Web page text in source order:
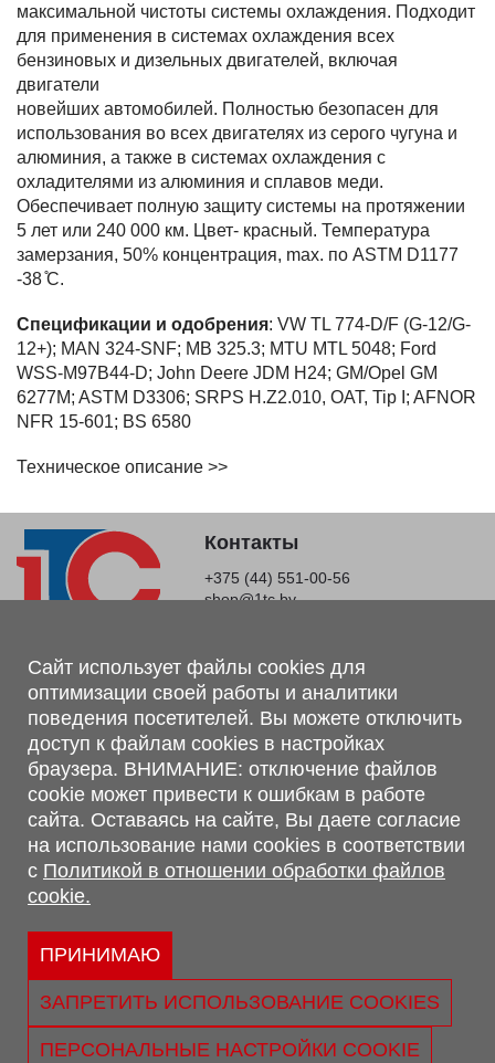
максимальной чистоты системы охлаждения. Подходит
для применения в системах охлаждения всех
бензиновых и дизельных двигателей, включая
двигатели
новейших автомобилей. Полностью безопасен для
использования во всех двигателях из серого чугуна и
алюминия, а также в системах охлаждения с
охладителями из алюминия и сплавов меди.
Обеспечивает полную защиту системы на протяжении
5 лет или 240 000 км. Цвет- красный. Температура
замерзания, 50% концентрация, max. по ASTM D1177
-38 ̊C.
Спецификации и одобрения: VW TL 774-D/F (G-12/G-
12+); MAN 324-SNF; MB 325.3; MTU MTL 5048; Ford
WSS-M97B44-D; John Deere JDM H24; GM/Opel GM
6277M; ASTM D3306; SRPS H.Z2.010, OAT, Tip I; AFNOR
NFR 15-601; BS 6580
Техническое описание >>
Контакты
+375 (44) 551-00-56
shop@1tc.by
Магазин, склад
г. Минск, Минский р-н, п. Привольный, ул. Мира, 20А,
223062
г. Брест, ул. Лейтенанта Рябцева, 108 В, 224701
Обращаем Ваше внимание, что вся предоставленная на сайте
информация, касающаяся комплектаций, технических
характеристик, цветовых сочетаний, а также стоимости и
сервисного обслуживания носит информационный характер и
не является публичной офертой, определяемой п.2 ст.407
Гражданского кодекса Республики Беларусь.
Политика обработки персональных данных
Политикой в отношении обработки файлов cookie.
Свидетельство о регистрации №290667530 выдано 02.02.2009
Сайт использует файлы cookies для
оптимизации своей работы и аналитики
поведения посетителей. Вы можете отключить
доступ к файлам cookies в настройках
браузера. ВНИМАНИЕ: отключение файлов
cookie может привести к ошибкам в работе
сайта. Оставаясь на сайте, Вы даете согласие
на использование нами cookies в соответствии
с Политикой в отношении обработки файлов
cookie.
ПРИНИМАЮ
ЗАПРЕТИТЬ ИСПОЛЬЗОВАНИЕ COOKIES
ПЕРСОНАЛЬНЫЕ НАСТРОЙКИ COOKIE